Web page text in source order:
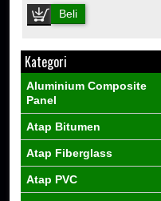
Beli
Kategori
Aluminium Composite
Panel
Atap Bitumen
Atap Fiberglass
Atap PVC